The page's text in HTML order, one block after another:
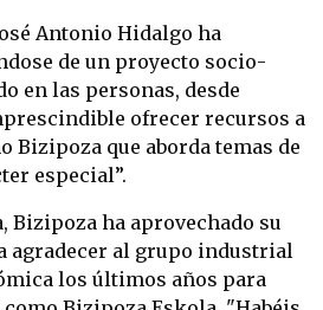
Antonio Hidalgo ha
de un proyecto socio-
en las personas, desde
ofrecer recursos a
Bizipoza que aborda temas de
especial”.
Bizipoza ha aprovechado su
agradecer al grupo industrial
los últimos años para